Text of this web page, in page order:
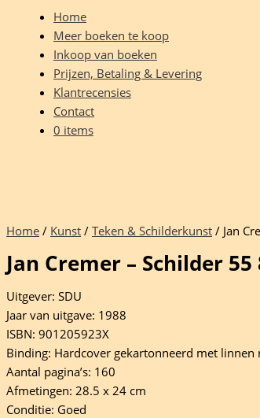
Home
Meer boeken te koop
Inkoop van boeken
Prijzen, Betaling & Levering
Klantrecensies
Contact
0 items
Home / Kunst / Teken & Schilderkunst / Jan
Jan Cremer – Schilder 55
Uitgever: SDU
Jaar van uitgave: 1988
ISBN: 901205923X
Binding: Hardcover gekartonneerd met linnen
Aantal pagina’s: 160
Afmetingen: 28.5 x 24 cm
Conditie: Goed